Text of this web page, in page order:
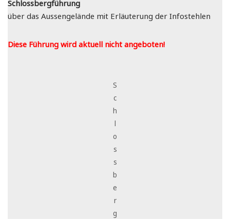
über das Aussengelände mit Erläuterung der Infostehlen
Diese Führung wird aktuell nicht angeboten!
S
c
h
l
o
s
s
b
e
r
g